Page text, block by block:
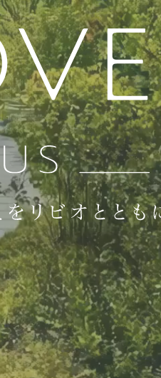
バッグタイプの コンポスト
リユース・リサイクル
マイボトル推進
学びのコミュニティ
スマートホーム
ロボットフレンドリー